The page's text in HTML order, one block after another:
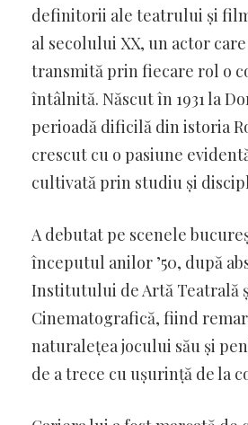
definitorii ale teatrului și
al secolului XX, un actor
transmită prin fiecare rol o
întâlnită. Născut în 1931 la
perioadă dificilă din istoria
crescut cu o pasiune
cultivată prin studiu și
A debutat pe scenele
începutul anilor ’50, după
Institutului de Artă Teatrală
Cinematografică, fiind
naturalețea jocului său și
de a trece cu ușurință de la